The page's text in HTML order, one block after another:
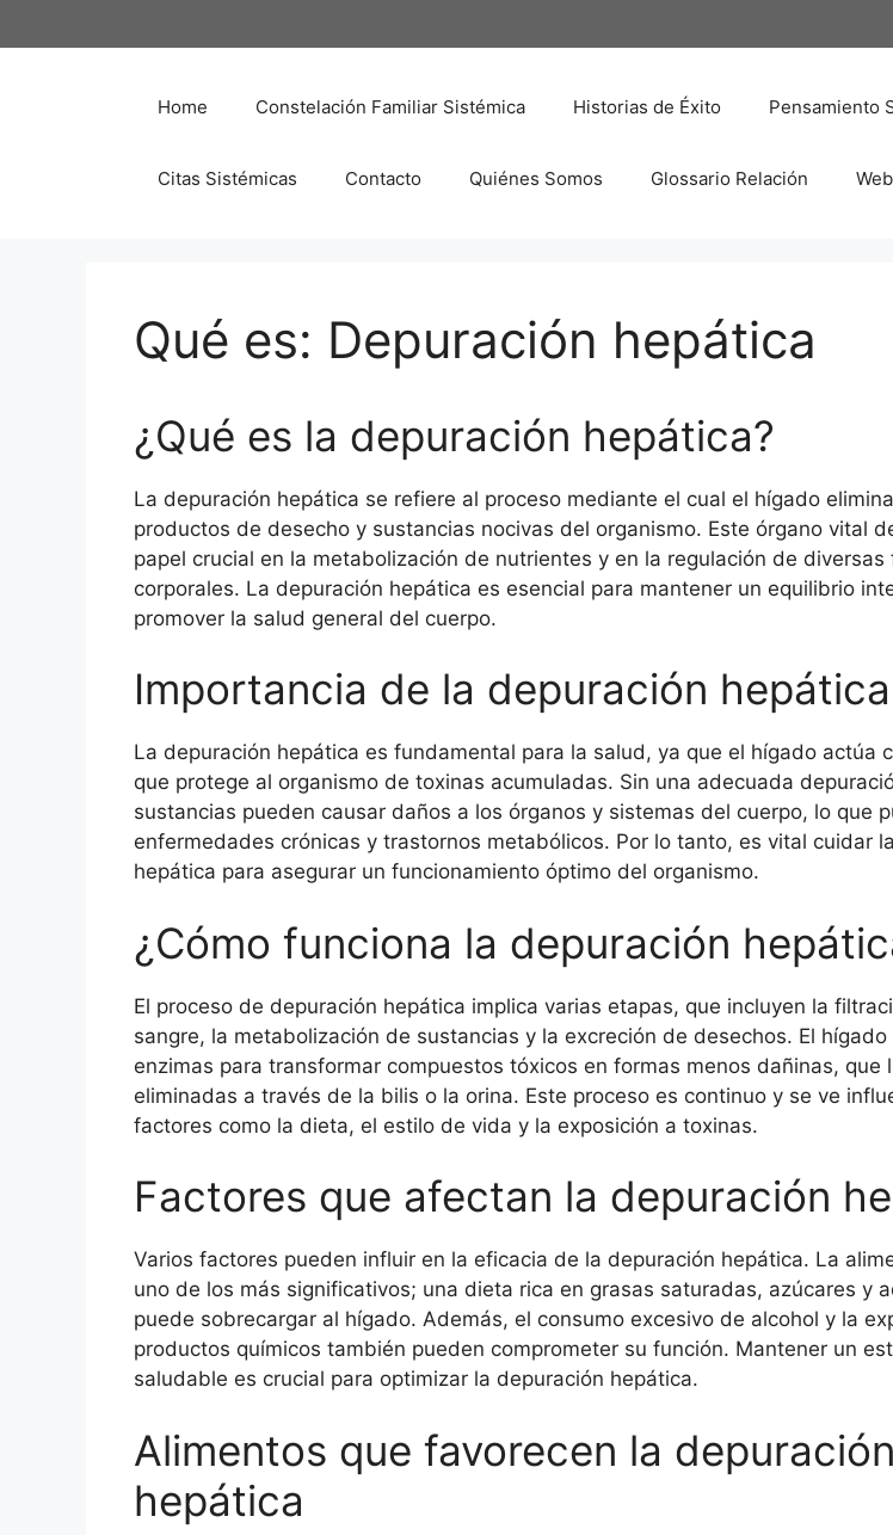
al
Home Constelación Familiar Sistémica Historias de Éxito Pensamiento
Citas Sistémicas Contacto Quiénes Somos Glossario Relación
Qué es: Depuración hepática
¿Qué es la depuración hepática?
La depuración hepática se refiere al proceso mediante el cual el hígado
productos de desecho y sustancias nocivas del organismo. Este órgano vital
papel crucial en la metabolización de nutrientes y en la regulación de diversas
corporales. La depuración hepática es esencial para mantener un equilibrio
promover la salud general del cuerpo.
Importancia de la depuración hepática
La depuración hepática es fundamental para la salud, ya que el hígado actúa
que protege al organismo de toxinas acumuladas. Sin una adecuada
sustancias pueden causar daños a los órganos y sistemas del cuerpo, lo que
enfermedades crónicas y trastornos metabólicos. Por lo tanto, es vital cuidar
hepática para asegurar un funcionamiento óptimo del organismo.
¿Cómo funciona la depuración
El proceso de depuración hepática implica varias etapas, que incluyen la
sangre, la metabolización de sustancias y la excreción de desechos. El hígado
enzimas para transformar compuestos tóxicos en formas menos dañinas, que
eliminadas a través de la bilis o la orina. Este proceso es continuo y se ve
factores como la dieta, el estilo de vida y la exposición a toxinas.
Factores que afectan la depuración
Varios factores pueden influir en la eficacia de la depuración hepática. La
uno de los más significativos; una dieta rica en grasas saturadas, azúcares y
puede sobrecargar al hígado. Además, el consumo excesivo de alcohol y la
productos químicos también pueden comprometer su función. Mantener un
saludable es crucial para optimizar la depuración hepática.
Alimentos que favorecen la depuración
hepática